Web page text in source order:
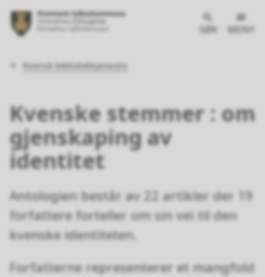
SØK MENY
Du
Kvensk bibliotektjeneste
Kvenske stemmer : om
gjenskaping av
identitet
Antologien består av 22 artikler der 19
forfattere forteller om sin vei til den
kvenske identiteten.
Forfatterne representerer et mangfold